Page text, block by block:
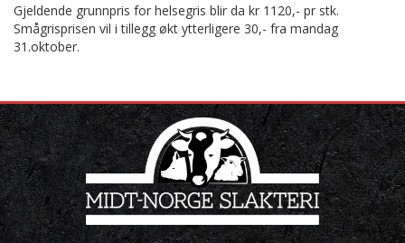
Gjeldende grunnpris for helsegris blir da kr 1120,- pr stk.
Smågrisprisen vil i tillegg økt ytterligere 30,- fra mandag
31.oktober.